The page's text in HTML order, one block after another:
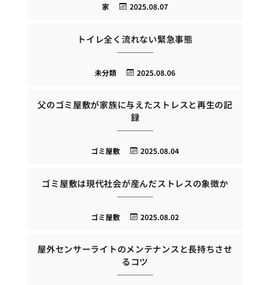
2025.08.07
家
トイレ全く流れない緊急事態
2025.08.06
未分類
父のゴミ屋敷が家族に与えたストレスと再生の記
録
2025.08.04
ゴミ屋敷
ゴミ屋敷は現代社会が産んだストレスの象徴か
2025.08.02
ゴミ屋敷
屋外センサーライトのメンテナンスと長持ちさせ
るコツ